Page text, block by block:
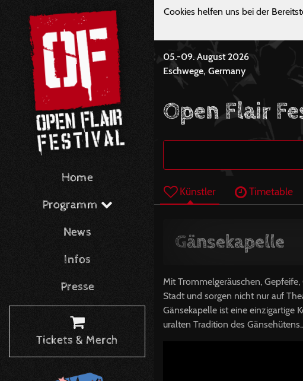
Home
Programm
News
Infos
Presse
Tickets & Merch
Cookies helfen uns bei der
05.-09. August 2026
Eschwege, Germany
Open Flair
Künstler Timetable
Gänsekapelle
Mit Trommelgeräuschen,
Stadt und sorgen nicht nur auf
Gänsekapelle ist eine einzigartige
uralten Tradition des